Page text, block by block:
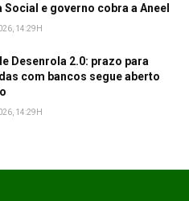
e governo cobra a Aneel
14:29H
Desenrola 2.0: prazo para
com bancos segue aberto
14:29H